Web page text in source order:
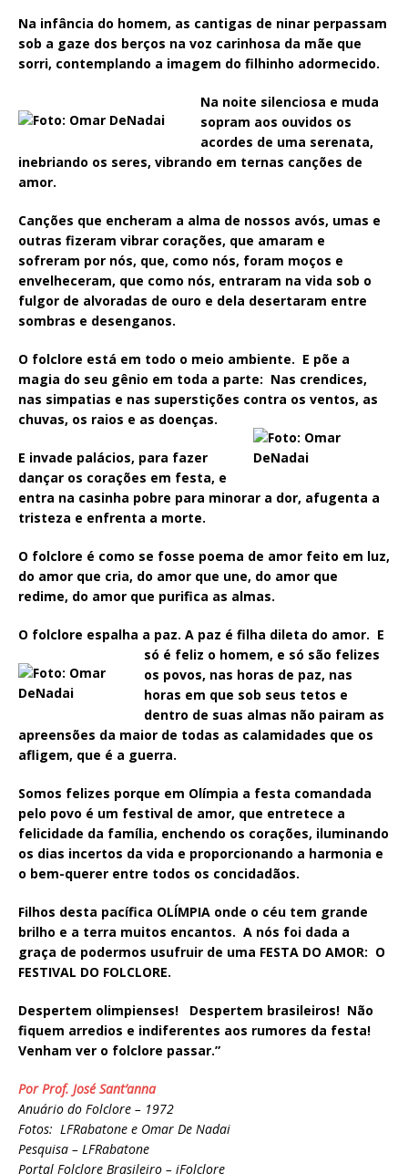
Na infância do homem, as cantigas de ninar perpassam
sob a gaze dos berços na voz carinhosa da mãe que
sorri, contemplando a imagem do filhinho adormecido.
Na noite silenciosa e muda
sopram aos ouvidos os
acordes de uma serenata,
inebriando os seres, vibrando em ternas canções de
amor.
Canções que encheram a alma de nossos avós, umas e
outras fizeram vibrar corações, que amaram e
sofreram por nós, que, como nós, foram moços e
envelheceram, que como nós, entraram na vida sob o
fulgor de alvoradas de ouro e dela desertaram entre
sombras e desenganos.
O folclore está em todo o meio ambiente. E põe a
magia do seu gênio em toda a parte: Nas crendices,
nas simpatias e nas superstições contra os ventos, as
chuvas, os raios e as doenças.
E invade palácios, para fazer
dançar os corações em festa, e
entra na casinha pobre para minorar a dor, afugenta a
tristeza e enfrenta a morte.
O folclore é como se fosse poema de amor feito em luz,
do amor que cria, do amor que une, do amor que
redime, do amor que purifica as almas.
O folclore espalha a paz. A paz é filha dileta do amor. E
só é feliz o homem, e só são felizes
os povos, nas horas de paz, nas
horas em que sob seus tetos e
dentro de suas almas não pairam as
apreensões da maior de todas as calamidades que os
afligem, que é a guerra.
Somos felizes porque em Olímpia a festa comandada
pelo povo é um festival de amor, que entretece a
felicidade da família, enchendo os corações, iluminando
os dias incertos da vida e proporcionando a harmonia e
o bem-querer entre todos os concidadãos.
Filhos desta pacífica OLÍMPIA onde o céu tem grande
brilho e a terra muitos encantos. A nós foi dada a
graça de podermos usufruir de uma FESTA DO AMOR: O
FESTIVAL DO FOLCLORE.
Despertem olimpienses! Despertem brasileiros! Não
fiquem arredios e indiferentes aos rumores da festa!
Venham ver o folclore passar.”
Por Prof. José Sant’anna
Anuário do Folclore – 1972
Fotos: LFRabatone e Omar De Nadai
Pesquisa – LFRabatone
Portal Folclore Brasileiro – iFolclore